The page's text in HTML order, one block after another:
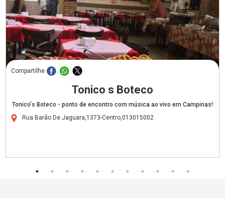
Compartilhe
Tonico s Boteco
Tonico's Boteco - ponto de encontro com música ao vivo em Campinas!
Rua Barão De Jaguara,1373-Centro,013015002